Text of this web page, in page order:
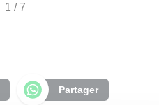
1 / 7
Partager